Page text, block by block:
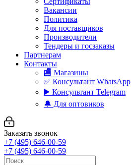
Вакансии
Политика
Для поставщиков
Производители
Тендеры и госзаказы
Партнерам
Контакты
🏬 Магазины
✅️ Консультант WhatsApp
▶️ Консультант Telegram
🔔 Для оптовиков
Заказать звонок
+7 (495) 646-00-59
+7 (495) 646-00-59